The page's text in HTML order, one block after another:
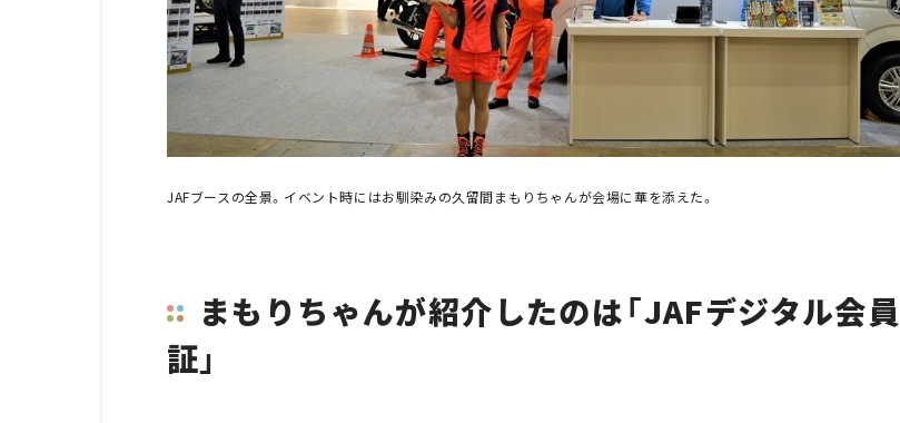
JAFブースの全景。イベント時にはお馴染みの久留間まもりちゃんが会場に華を添えた。
まもりちゃんが紹介したのは「JAFデジタル会員
証」